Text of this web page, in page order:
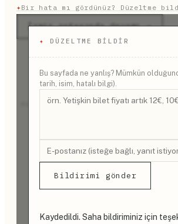
✦Bir hata mı gördünüz? Düzeltme
✦ DÜZELTME BILDIR
Bu sayfada ne yanlış? Mümkün
tarih, isim, hatalı bilgi).
Bildirimi gönder
Kaydedildi. Saha bildiriminiz için
İzmir rotasında devamı →
REKLAM